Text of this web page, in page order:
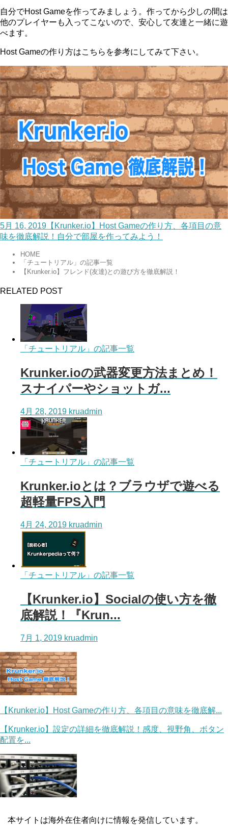
自分でHost Gameを作ってみましょう。作ってから少しの間は
他のプレイヤーも入ってこないので、安心して友達と一緒に遊
べます。
Host Gameの作り方はこちらを参考にしてみて下さい。
5月 16, 2019 【Krunker.io】Host Gameの作り方、各項目の意
味を徹底解説！自分で部屋を作ってみよう！
HOME
「チュートリアル」の記事一覧
【Krunker.io】フレンド(友達)との遊び方を徹底解説！
RELATED POST
「チュートリアル」の記事一覧
Krunker.ioの武器変更方法まとめ！
スナイパーやショットガ...
4月 28, 2019 kruadmin
「チュートリアル」の記事一覧
Krunker.ioとは？ブラウザで遊べる
超軽量FPS入門
4月 24, 2019 kruadmin
「チュートリアル」の記事一覧
【Krunker.io】Socialの使い方を徹
底解説！『Krun...
7月 1, 2019 kruadmin
【Krunker.io】Host Gameの作り方、各項目の意味を徹底解...
【Krunker.io】設定の詳細を徹底解説！感度、視野角、ボタン
配置を...
本サイトは海外在住者向けに情報を発信しています。